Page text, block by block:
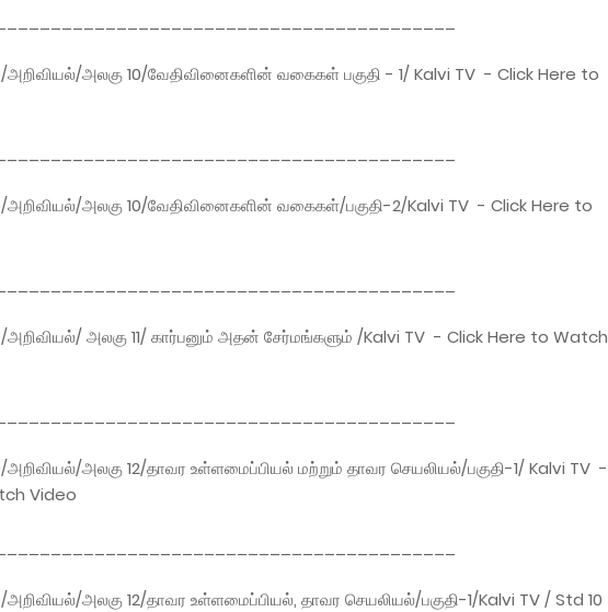
அறிவியல்/அலகு 10/வேதிவினைகளின் வகைகள் பகுதி - 1/ Kalvi TV - Click Here to
அறிவியல்/அலகு 10/வேதிவினைகளின் வகைகள்/பகுதி-2/Kalvi TV - Click Here to
அறிவியல்/ அலகு 11/ கார்பனும் அதன் சேர்மங்களும் /Kalvi TV - Click Here to Watch
அறிவியல்/அலகு 12/தாவர உள்ளமைப்பியல் மற்றும் தாவர செயலியல்/பகுதி-1/ Kalvi TV -
Video
அறிவியல்/அலகு 12/தாவர உள்ளமைப்பியல், தாவர செயலியல்/பகுதி-1/Kalvi TV / Std 10